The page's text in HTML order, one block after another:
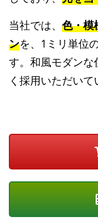
当社では、 色・模
ンを、1ミリ単位
す。和風モダンな
く採用いただいて